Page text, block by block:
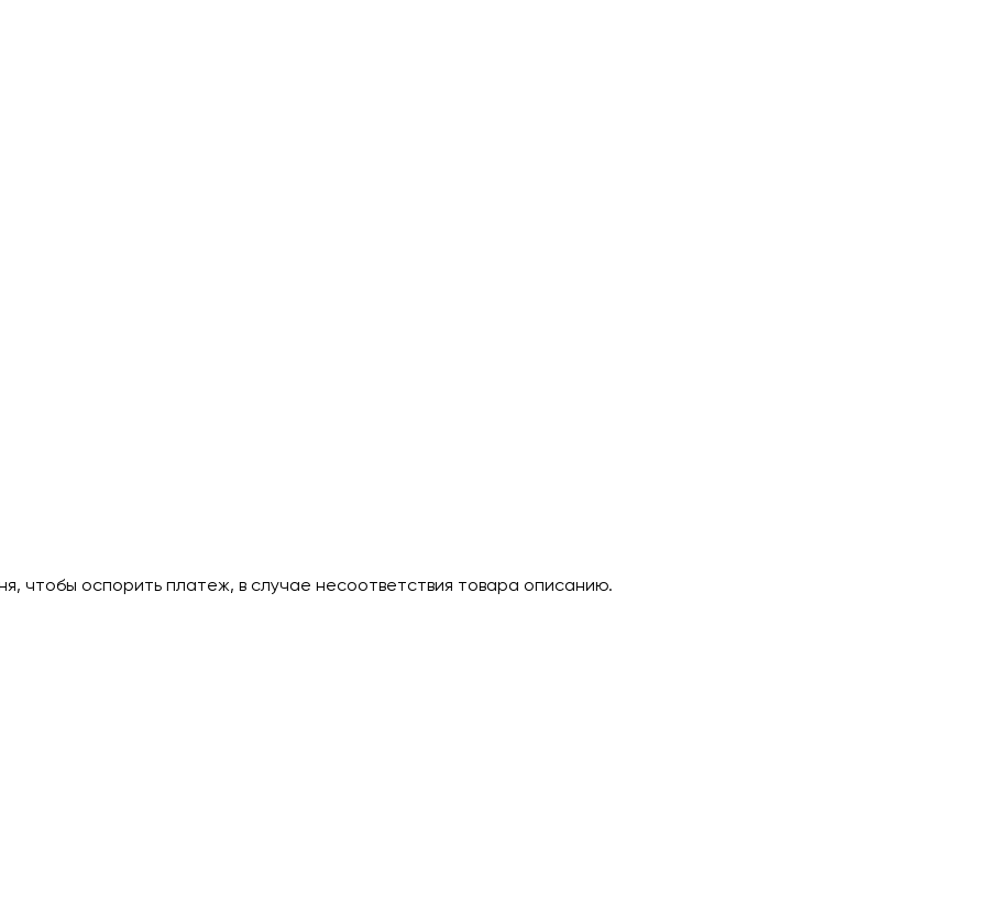
чтобы оспорить платеж, в случае несоответствия товара описанию.